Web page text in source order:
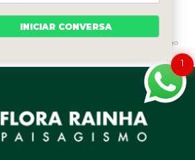
de Grama Preta" é de direito reservado. Sua
mesmo citando nossos links, é proibida sem a
violação de direito autoral – artigo 184 do Código
1
INICIAR CONVERSA